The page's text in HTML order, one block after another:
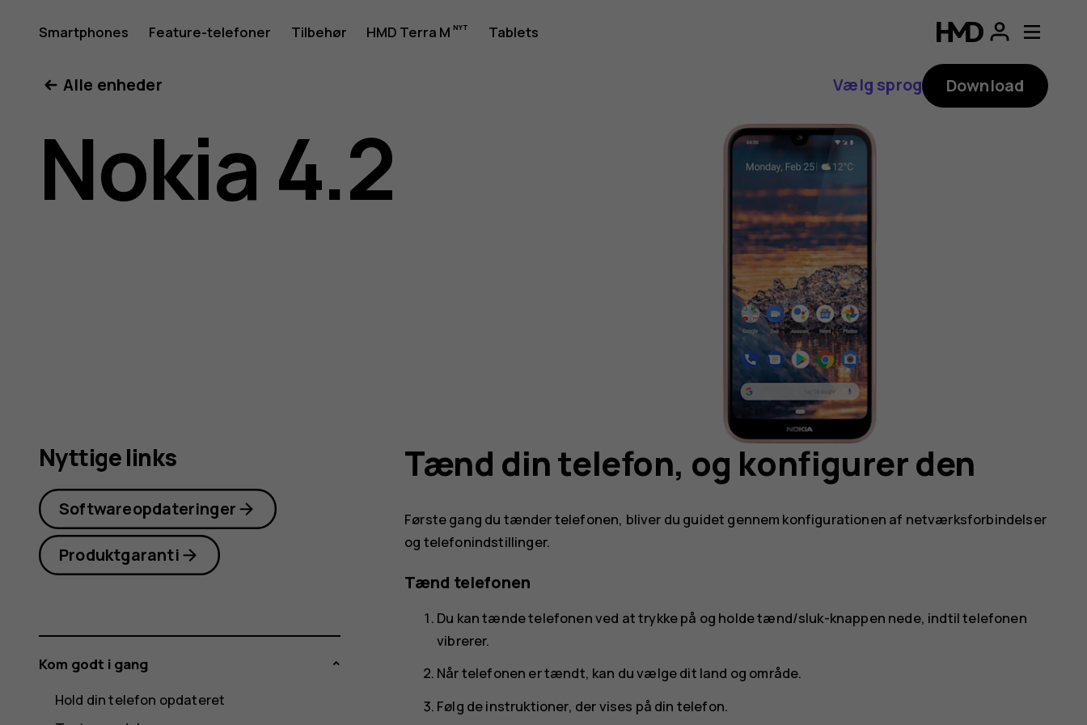
Brugervejledning
til
Nokia
Smartphones Feature-telefoner Tilbehør HMD Terra M Tablets
Alle enheder
Vælg sprog Download
Nokia 4.2
Tænd din telefon, og konfigurer den
Første gang du tænder telefonen, bliver du guidet gennem konfigurationen af netværksforbindelser
og telefonindstillinger.
Tænd telefonen
Du kan tænde telefonen ved at trykke på og holde tænd/sluk-knappen nede, indtil telefonen
vibrerer.
Når telefonen er tændt, kan du vælge dit land og område.
Følg de instruktioner, der vises på din telefon.
Nyttige links
Softwareopdateringer
Produktgaranti
Kom godt i gang
Hold din telefon opdateret